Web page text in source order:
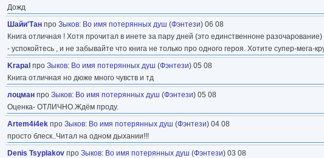
Дожд
Шайи'Тан про Зыков: Во имя потерянных душ (Фэнтези) 06 08
Книга отличная ! Хотя прочитал в инете за пару дней (это единственноне
- успокойтесь , и не забывайте что книга не только про одного героя. Хотите супер-
Krapal про Зыков: Во имя потерянных душ (Фэнтези) 05 08
Книга отличная но дюже много чувств и тд
лоцман про Зыков: Во имя потерянных душ (Фэнтези) 05 08
Оценка- ОТЛИЧНО.Ждём проду.
Artem4i4ek про Зыков: Во имя потерянных душ (Фэнтези) 04 08
просто блеск..Читал на одном дыхании!!!
Denis Tsyplakov про Зыков: Во имя потерянных душ (Фэнтези) 03 08